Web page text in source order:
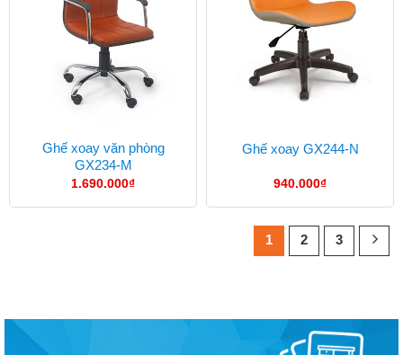
Ghế xoay văn phòng
GX234-M
1.690.000₫
Ghế xoay GX244-N
940.000₫
1 2 3